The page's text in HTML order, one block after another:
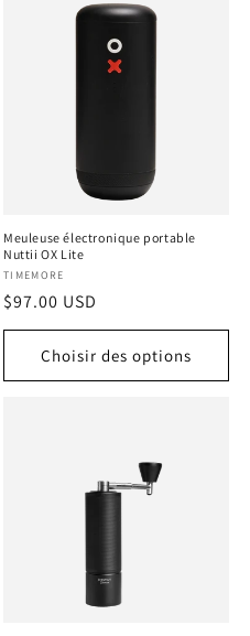
Meuleuse électronique portable
Nuttii OX Lite
Fournisseur :
TIMEMORE
Prix
habituel
$97.00 USD
Choisir des options